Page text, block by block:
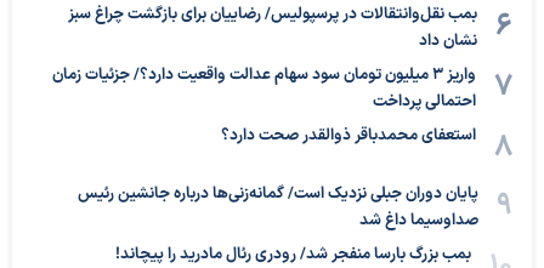
بمب نقل‌وانتقالات در پرسپولیس/ رضاییان برای بازگشت چراغ سبز
نشان داد
واریز ۳ میلیون تومان سود سهام عدالت واقعیت دارد؟/ جزئیات زمان
احتمالی پرداخت
استعفای محمدباقر ذوالقدر صحت دارد؟
پایان دوران جبلی نزدیک است/ گمانه‌زنی‌ها درباره جانشین رئیس
صداوسیما داغ شد
بمب بزرگ بارسا منفجر شد/ رودری رئال مادرید را پیچاند!